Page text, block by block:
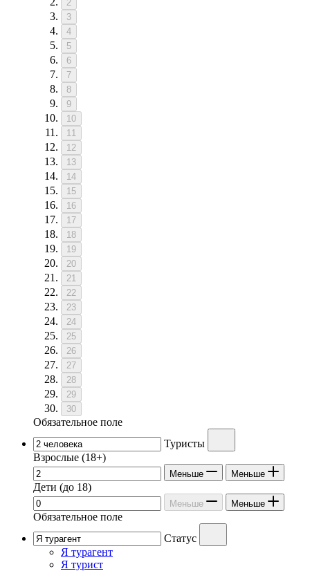
2
3
4
5
6
7
8
9
10
11
12
13
14
15
16
17
18
19
20
21
22
23
24
25
26
27
28
29
30
Обязательное поле
Туристы
Взрослые (18+)
Меньше Меньше
Дети (до 18)
Меньше Меньше
Обязательное поле
Статус
Я турагент
Я турист